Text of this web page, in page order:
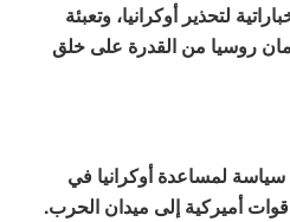
لتحذير أوكرانيا، وتعبئة
روسيا من القدرة على خلق
سياسة لمساعدة أوكرانيا في
أميركية إلى ميدان الحرب.